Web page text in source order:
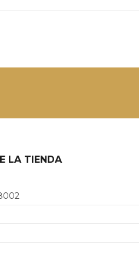
LA TIENDA